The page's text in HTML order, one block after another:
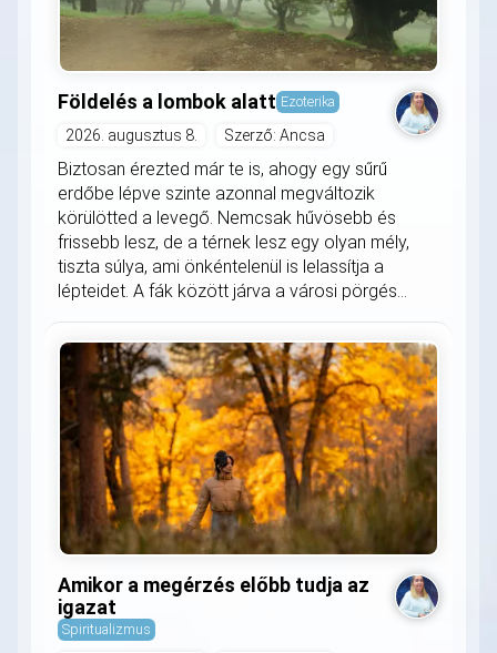
Földelés a lombok alatt Ezoterika
2026. augusztus 8. Szerző: Ancsa
Biztosan érezted már te is, ahogy egy sűrű
erdőbe lépve szinte azonnal megváltozik
körülötted a levegő. Nemcsak hűvösebb és
frissebb lesz, de a térnek lesz egy olyan mély,
tiszta súlya, ami önkéntelenül is lelassítja a
lépteidet. A fák között járva a városi pörgés...
Amikor a megérzés előbb tudja az
igazat
Spiritualizmus